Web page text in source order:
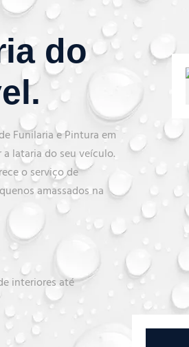
do
Funilaria e Pintura em
lataria do seu veículo.
o serviço de
amassados na
interiores até